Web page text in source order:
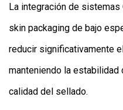
La integración de
skin packaging de bajo
reducir significativamente
manteniendo la estabilidad
calidad del sellado.